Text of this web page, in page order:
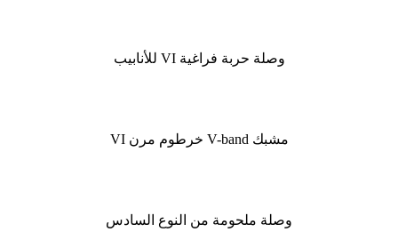
وصلة حربة فراغية VI للأنابيب
مشبك V-band خرطوم مرن VI
وصلة ملحومة من النوع السادس